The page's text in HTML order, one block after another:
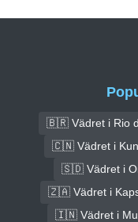
🇧🇷 Vädret i Rio
🇨🇳 Vädret i
🇸🇩 Vädret i
🇿🇦 Vädret i
🇮🇳 Vädret i